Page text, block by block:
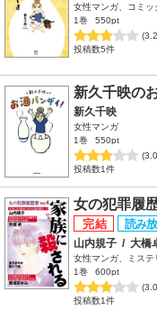
女性マンガ、コミッ
1巻
550pt
投稿数5件
新久千映の
新久千映
女性マンガ
1巻
550pt
投稿数1件
女の犯罪履
山内規子 / 大橋
女性マンガ、ミステ
1巻
600pt
投稿数1件